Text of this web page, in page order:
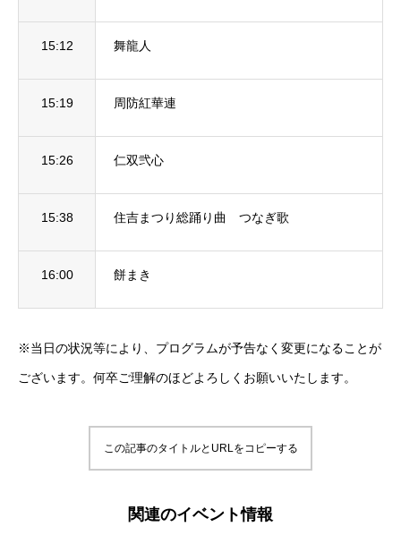
15:12 舞龍人
15:19 周防紅華連
15:26 仁双弐心
15:38 住吉まつり総踊り曲 つなぎ歌
16:00 餅まき
※当日の状況等により、プログラムが予告なく変更になることが
ございます。何卒ご理解のほどよろしくお願いいたします。
この記事のタイトルとURLをコピーする
関連のイベント情報